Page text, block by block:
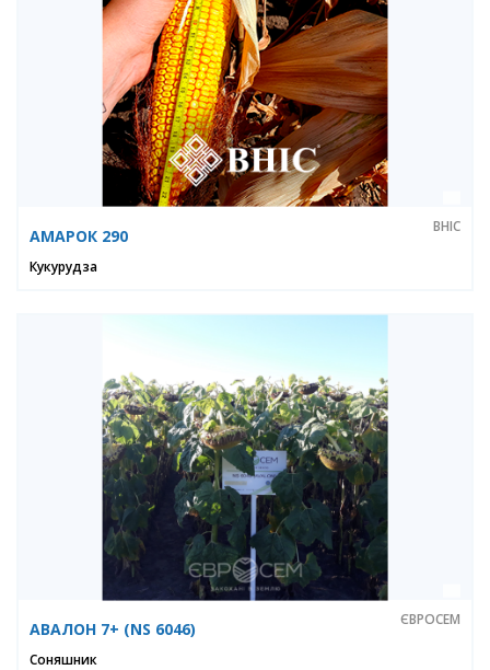
АМАРОК 290 ВНІС
Кукурудза
АВАЛОН 7+ (NS 6046) ЄВРОСЕМ
Соняшник